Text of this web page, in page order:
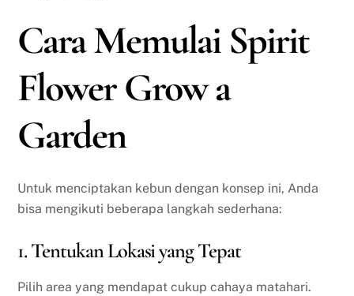
Cara Memulai Spirit
Flower Grow a
Garden
Untuk menciptakan kebun dengan konsep ini, Anda
bisa mengikuti beberapa langkah sederhana:
1. Tentukan Lokasi yang Tepat
Pilih area yang mendapat cukup cahaya matahari.